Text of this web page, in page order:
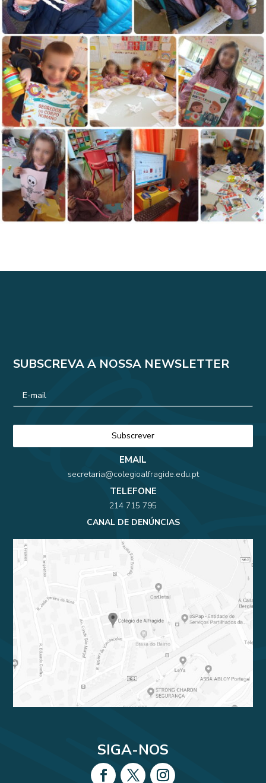
SUBSCREVA A NOSSA NEWSLETTER
EMAIL
secretaria@colegioalfragide.edu.pt
TELEFONE
214 715 795
CANAL DE DENÚNCIAS
SIGA-NOS